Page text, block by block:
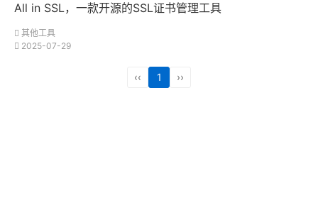
All in SSL，一款开源的SSL证书管理工具
其他工具
2025-07-29
‹‹ 1 ››